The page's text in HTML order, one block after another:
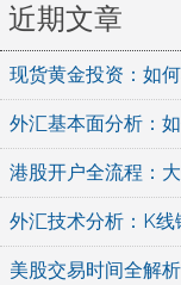
近期文章
现货黄金投资：如
外汇基本面分析：
港股开户全流程：
外汇技术分析：K
美股交易时间全解